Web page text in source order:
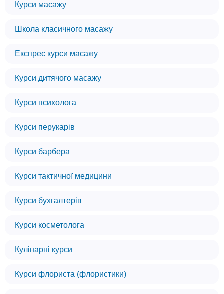
Курси масажу
Школа класичного масажу
Експрес курси масажу
Курси дитячого масажу
Курси психолога
Курси перукарів
Курси барбера
Курси тактичної медицини
Курси бухгалтерів
Курси косметолога
Кулінарні курси
Курси флориста (флористики)